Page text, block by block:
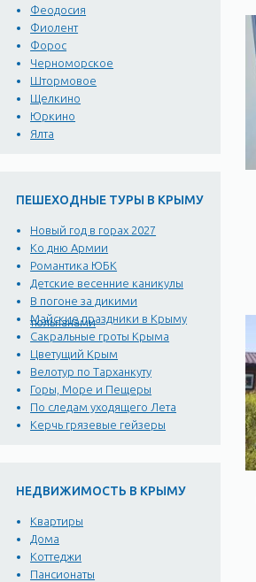
Феодосия
Фиолент
Форос
Черноморское
Штормовое
Щелкино
Юркино
Ялта
ПЕШЕХОДНЫЕ ТУРЫ В КРЫМУ
Новый год в горах 2027
Ко дню Армии
Романтика ЮБК
Детские весенние каникулы
В погоне за дикими
тюльпанами
Майские праздники в Крыму
Сакральные гроты Крыма
Цветущий Крым
Велотур по Тарханкуту
Горы, Море и Пещеры
По следам уходящего Лета
Керчь грязевые гейзеры
НЕДВИЖИМОСТЬ В КРЫМУ
Квартиры
Дома
Коттеджи
Пансионаты